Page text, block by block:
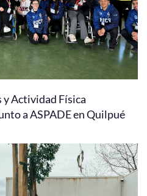
Actividad Física
a ASPADE en Quilpué